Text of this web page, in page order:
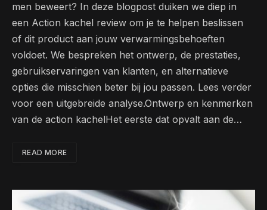
men beweert? In deze blogpost duiken we diep in
een Action kachel review om je te helpen beslissen
of dit product aan jouw verwarmingsbehoeften
voldoet. We bespreken het ontwerp, de prestaties,
gebruikservaringen van klanten, en alternatieve
opties die misschien beter bij jou passen. Lees verder
voor een uitgebreide analyse.Ontwerp en kenmerken
van de action kachelHet eerste dat opvalt aan de…
READ MORE